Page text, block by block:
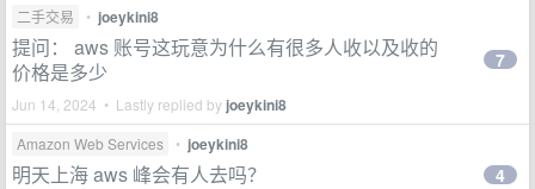
二手交易 • joeykini8
提问： aws 账号这玩意为什么有很多人收以及收的
价格是多少
Jun 14, 2024 • Lastly replied by joeykini8
7
Amazon Web Services • joeykini8
明天上海 aws 峰会有人去吗？ 4